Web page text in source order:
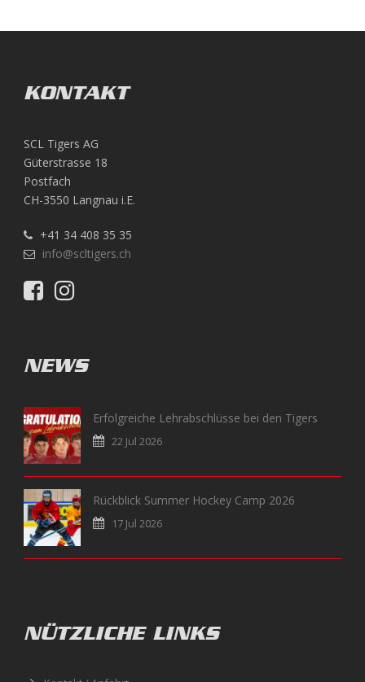
KONTAKT
SCL Tigers AG
Güterstrasse 18
Postfach
CH-3550 Langnau i.E.
+41 34 408 35 35
info@scltigers.ch
NEWS
Erfolgreiche Lehrabschlüsse bei den Tigers
22 Jul 2026
Rückblick Summer Hockey Camp 2026
17 Jul 2026
NÜTZLICHE LINKS